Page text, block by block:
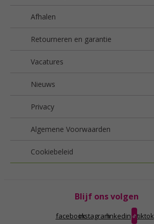
Afhalen
Retourneren en garantie
Vacatures
Nieuws
Privacy
Algemene Voorwaarden
Cookiebeleid
Blijf ons volgen
facebookinstagramlinkedin tiktok